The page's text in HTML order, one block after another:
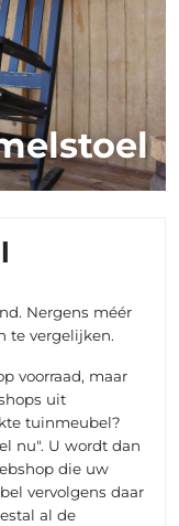
Nergens méér
te vergelijken.
voorraad, maar
uit
tuinmeubel?
nu". U wordt dan
die uw
vervolgens daar
al de